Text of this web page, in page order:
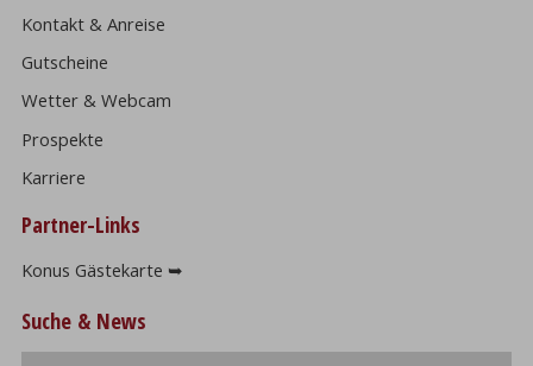
Kontakt & Anreise
Gutscheine
Wetter & Webcam
Prospekte
Karriere
Partner-Links
Konus Gästekarte ➥
Suche & News